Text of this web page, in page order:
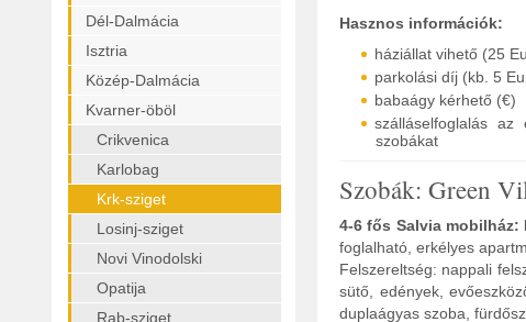
Dél-Dalmácia
Isztria
Közép-Dalmácia
Kvarner-öböl
Crikvenica
Karlobag
Krk-sziget
Losinj-sziget
Novi Vinodolski
Opatija
Rab-sziget
Hasznos információk:
háziállat vihető (25
parkolási díj (kb. 5
babaágy kérhető (€)
szálláselfoglalás
szobákat
Szobák: Green
4-6 fős Salvia mobilház:
foglalható, erkélyes
Felszereltség: nappali
sütő, edények,
duplaágyas szoba,